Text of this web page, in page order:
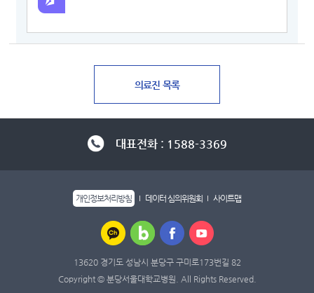
대표전화 : 1588-3369
개인정보처리방침 데이터 심의위원회 사이트맵
13620 경기도 성남시 분당구 구미로173번길 82
Copyright © 분당서울대학교병원. All Rights Reserved.